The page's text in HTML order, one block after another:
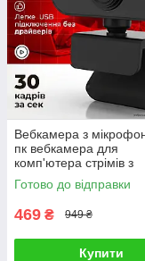
Вебкамера з
пк вебкамера для
комп'ютера стрімів з
автофокусом вебка full
1920 x 1080
Готово до відправки
469 ₴ 949 ₴
Купити